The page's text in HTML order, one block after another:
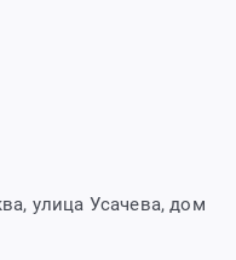
улица Усачева, дом